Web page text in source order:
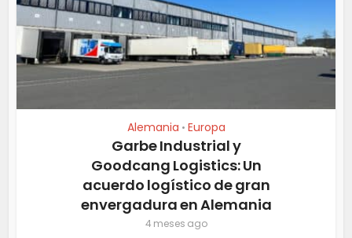
Alemania • Europa
Garbe Industrial y
Goodcang Logistics: Un
acuerdo logístico de gran
envergadura en Alemania
4 meses ago